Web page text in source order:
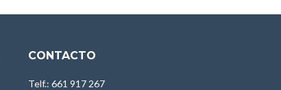
CONTACTO
Telf.: 661 917 267